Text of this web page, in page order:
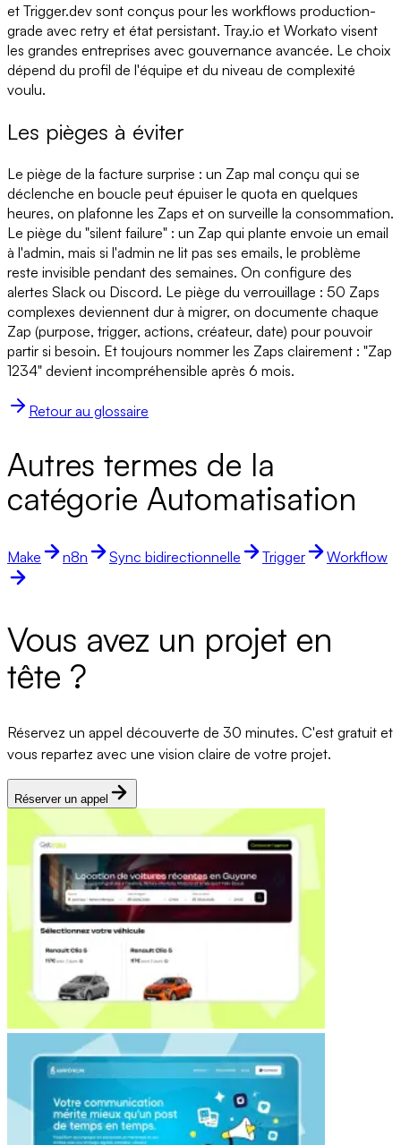
et Trigger.dev sont conçus pour les workflows production-
grade avec retry et état persistant. Tray.io et Workato visent
les grandes entreprises avec gouvernance avancée. Le choix
dépend du profil de l'équipe et du niveau de complexité
voulu.
Les pièges à éviter
Le piège de la facture surprise : un Zap mal conçu qui se
déclenche en boucle peut épuiser le quota en quelques
heures, on plafonne les Zaps et on surveille la consommation.
Le piège du "silent failure" : un Zap qui plante envoie un email
à l'admin, mais si l'admin ne lit pas ses emails, le problème
reste invisible pendant des semaines. On configure des
alertes Slack ou Discord. Le piège du verrouillage : 50 Zaps
complexes deviennent dur à migrer, on documente chaque
Zap (purpose, trigger, actions, créateur, date) pour pouvoir
partir si besoin. Et toujours nommer les Zaps clairement : "Zap
1234" devient incompréhensible après 6 mois.
Retour au glossaire
Autres termes de la
catégorie Automatisation
Make n8n Sync bidirectionnelle Trigger Workflow
Vous avez un projet en
tête ?
Réservez un appel découverte de 30 minutes. C'est gratuit et
vous repartez avec une vision claire de votre projet.
Réserver un appel